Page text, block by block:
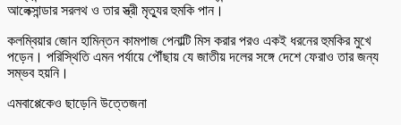
আলেক্সান্ডার সরলথ ও তার স্ত্রী মৃত্যুর হুমকি পান।
কলম্বিয়ার জোন হামিন্তন কামপাজ পেনাল্টি মিস করার পরও একই ধরনের হুমকির মুখে
পড়েন। পরিস্থিতি এমন পর্যায়ে পৌঁছায় যে জাতীয় দলের সঙ্গে দেশে ফেরাও তার জন্য
সম্ভব হয়নি।
এমবাপ্পেকেও ছাড়েনি উত্তেজনা